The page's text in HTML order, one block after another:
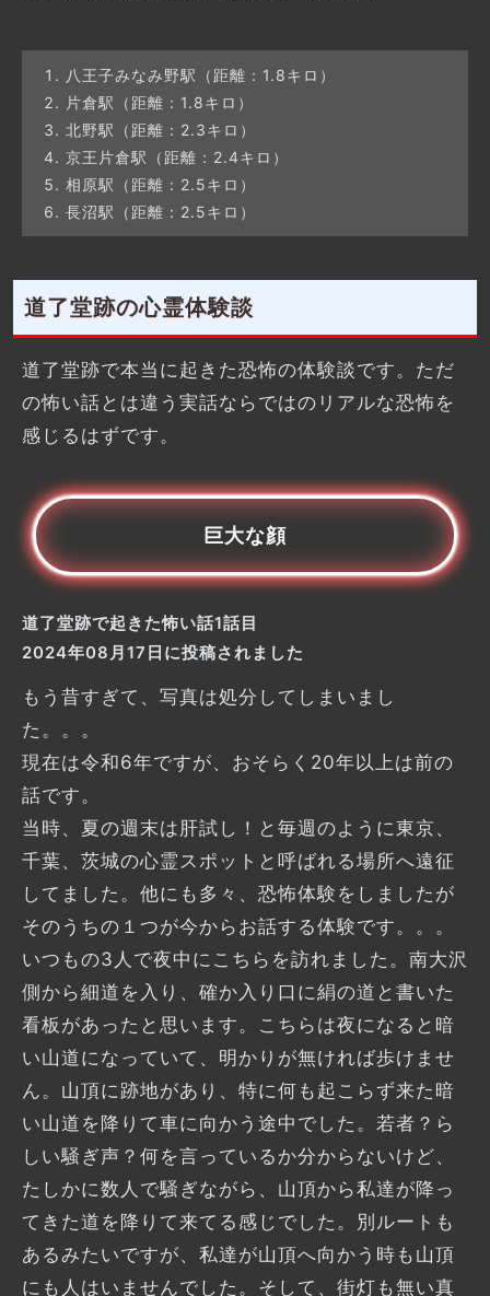
八王子みなみ野駅（距離：1.8キロ）
片倉駅（距離：1.8キロ）
北野駅（距離：2.3キロ）
京王片倉駅（距離：2.4キロ）
相原駅（距離：2.5キロ）
長沼駅（距離：2.5キロ）
道了堂跡の心霊体験談
道了堂跡で本当に起きた恐怖の体験談です。ただ
の怖い話とは違う実話ならではのリアルな恐怖を
感じるはずです。
巨大な顔
道了堂跡で起きた怖い話1話目
2024年08月17日に投稿されました
もう昔すぎて、写真は処分してしまいまし
た。。。
現在は令和6年ですが、おそらく20年以上は前の
話です。
当時、夏の週末は肝試し！と毎週のように東京、
千葉、茨城の心霊スポットと呼ばれる場所へ遠征
してました。他にも多々、恐怖体験をしましたが
そのうちの１つが今からお話する体験です。。。
いつもの3人で夜中にこちらを訪れました。南大沢
側から細道を入り、確か入り口に絹の道と書いた
看板があったと思います。こちらは夜になると暗
い山道になっていて、明かりが無ければ歩けませ
ん。山頂に跡地があり、特に何も起こらず来た暗
い山道を降りて車に向かう途中でした。若者？ら
しい騒ぎ声？何を言っているか分からないけど、
たしかに数人で騒ぎながら、山頂から私達が降っ
てきた道を降りて来てる感じでした。別ルートも
あるみたいですが、私達が山頂へ向かう時も山頂
にも人はいませんでした。そして、街灯も無い真